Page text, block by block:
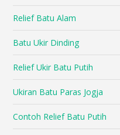
Relief Batu Alam
Batu Ukir Dinding
Relief Ukir Batu Putih
Ukiran Batu Paras Jogja
Contoh Relief Batu Putih